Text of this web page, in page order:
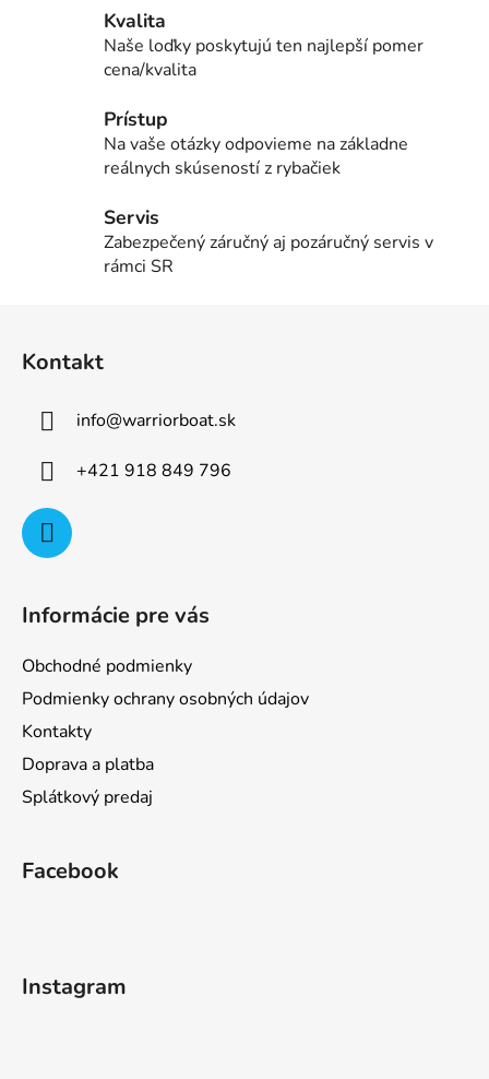
i
e
v
k
y
p
Kvalita
Naše loďky poskytujú ten najlepší pomer
cena/kvalita
Prístup
Na vaše otázky odpovieme na základne
reálnych skúseností z rybačiek
Servis
Zabezpečený záručný aj pozáručný servis v
rámci SR
Kontakt
info@warriorboat.sk
+421 918 849 796
Informácie pre vás
Obchodné podmienky
Podmienky ochrany osobných údajov
Kontakty
Doprava a platba
Splátkový predaj
Facebook
Instagram